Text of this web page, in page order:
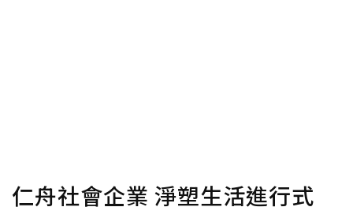
仁舟社會企業 淨塑生活進行式